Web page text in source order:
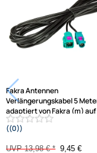
Varianten:
-32,4%